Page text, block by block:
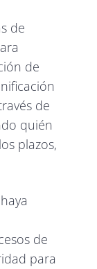
de
de
de
quién
plazos,
de
para